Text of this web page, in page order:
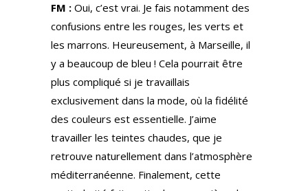
FM : Oui, c’est vrai. Je fais notamment des
confusions entre les rouges, les verts et
les marrons. Heureusement, à Marseille, il
y a beaucoup de bleu ! Cela pourrait être
plus compliqué si je travaillais
exclusivement dans la mode, où la fidélité
des couleurs est essentielle. J’aime
travailler les teintes chaudes, que je
retrouve naturellement dans l’atmosphère
méditerranéenne. Finalement, cette